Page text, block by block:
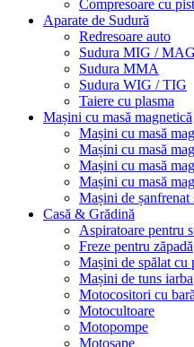
Compresoare cu
Aparate de Sudură
Redresoare auto
Sudura MIG / MAG
Sudura MMA
Sudura WIG / TIG
Taiere cu plasma
Mașini cu masă magnetică
Mașini cu masă
Mașini cu masă
Mașini cu masă
Mașini cu masă
Mașini de șanfrenat
Casă & Grădină
Aspiratoare pentru
Freze pentru zăpadă
Mașini de spălat cu
Mașini de tuns iarba
Motocositori cu
Motocultoare
Motopompe
Motosape